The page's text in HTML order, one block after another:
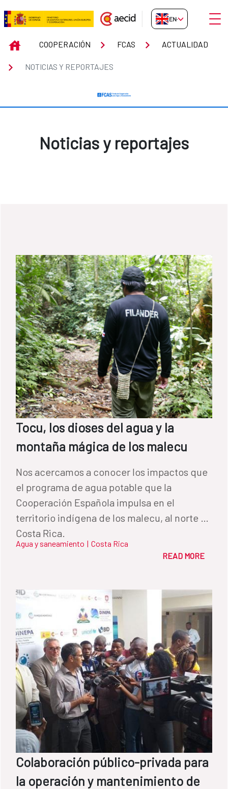
Skip to Main Content
Noticias y reportajes
EN-GB
INICIOCOOPERACIÓN FCAS ACTUALIDAD
NOTICIAS Y REPORTAJES
Noticias y reportajes
Tocu, los dioses del agua y la
montaña mágica de los malecu
Nos acercamos a conocer los impactos que
el programa de agua potable que la
Cooperación Española impulsa en el
territorio indígena de los malecu, al norte de
Costa Rica.
Agua y saneamiento | Costa Rica
READ MORE
Colaboración público-privada para
la operación y mantenimiento de